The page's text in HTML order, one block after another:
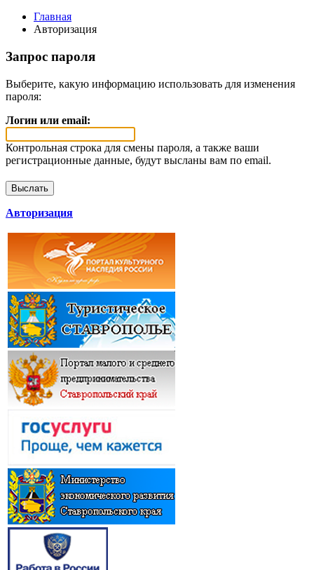
Главная
Авторизация
Запрос пароля
Выберите, какую информацию использовать для изменения
пароля:
Логин или email:
Контрольная строка для смены пароля, а также ваши
регистрационные данные, будут высланы вам по email.
Авторизация